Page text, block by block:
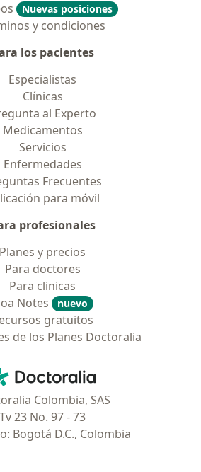
Nuevas posiciones
y condiciones
los pacientes
Especialistas
Clínicas
al Experto
Medicamentos
Servicios
Enfermedades
Frecuentes
para móvil
profesionales
Planes y precios
Para doctores
Para clinicas
Notes
nuevo
gratuitos
de los Planes Doctoralia
Doctoralia - Página de inicio
Colombia, SAS
Tv 23 No. 97 - 73
Bogotá D.C., Colombia